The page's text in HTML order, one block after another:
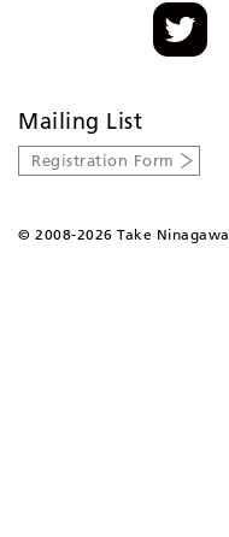
Mailing List
Registration Form
© 2008-2026 Take Ninagawa